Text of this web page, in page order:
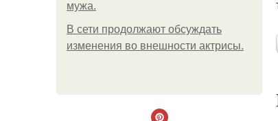
мужа.
В сети продолжают обсуждать
изменения во внешности актрисы.